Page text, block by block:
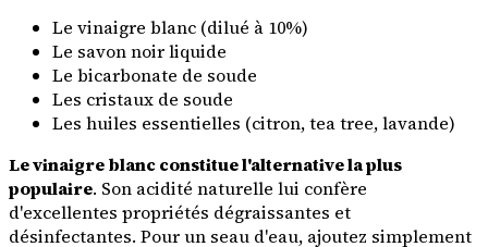
Le vinaigre blanc (dilué à 10%)
Le savon noir liquide
Le bicarbonate de soude
Les cristaux de soude
Les huiles essentielles (citron, tea tree, lavande)
Le vinaigre blanc constitue l'alternative la plus
populaire. Son acidité naturelle lui confère
d'excellentes propriétés dégraissantes et
désinfectantes. Pour un seau d'eau, ajoutez simplement